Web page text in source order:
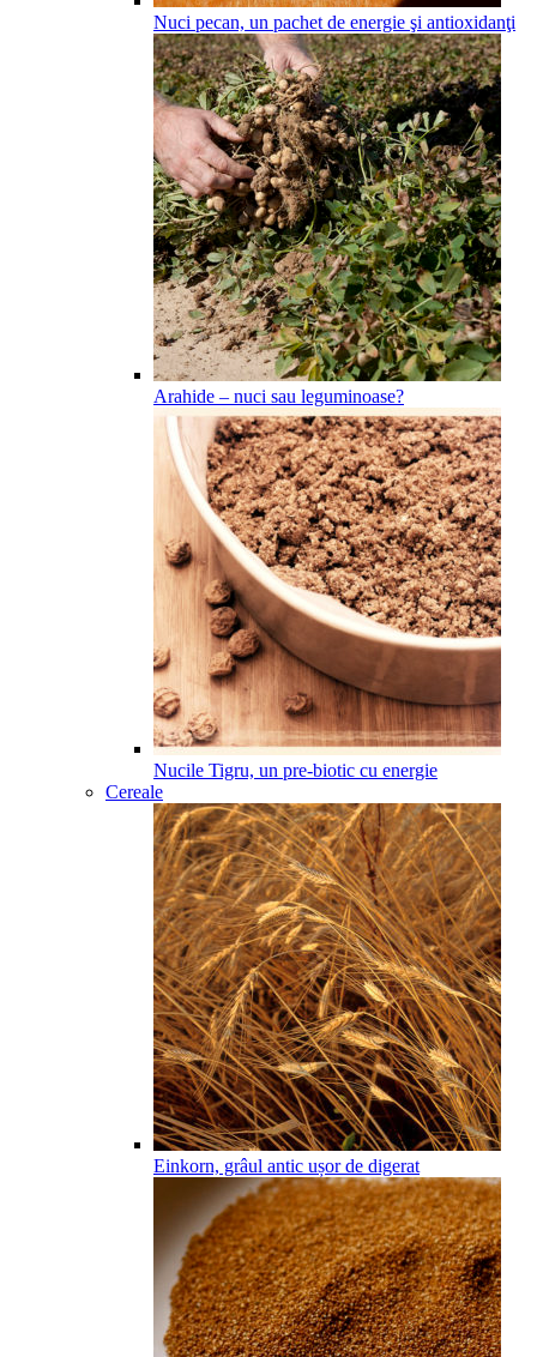
Nuci pecan, un pachet de energie şi antioxidanţi
Arahide – nuci sau leguminoase?
Nucile Tigru, un pre-biotic cu energie
Cereale
Einkorn, grâul antic ușor de digerat